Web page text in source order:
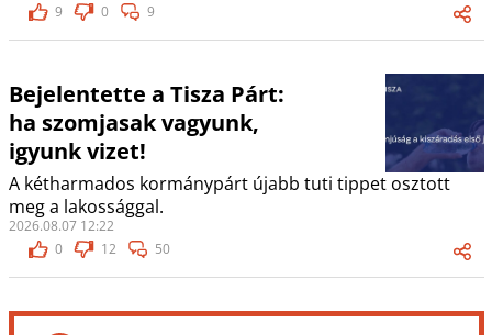
9
0 9
Bejelentette a Tisza Párt:
ha szomjasak vagyunk,
igyunk vizet!
A kétharmados kormánypárt újabb tuti tippet osztott
meg a lakossággal.
2026.08.07 12:22
0
12 50